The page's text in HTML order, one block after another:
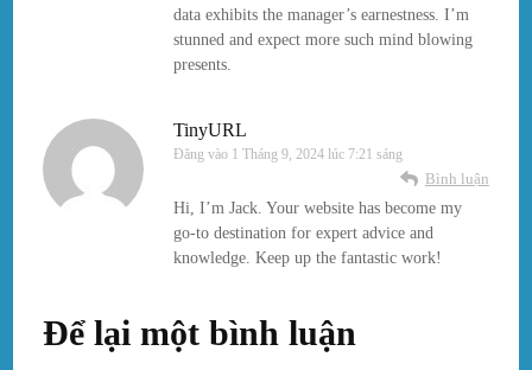
data exhibits the manager’s earnestness. I’m
stunned and expect more such mind blowing
presents.
TinyURL
Đăng vào 1 Tháng 9, 2024 lúc 7:21 sáng
Bình luận
Hi, I’m Jack. Your website has become my
go-to destination for expert advice and
knowledge. Keep up the fantastic work!
Để lại một bình luận